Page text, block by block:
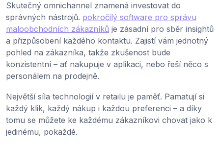
Skutečný omnichannel znamená investovat do
správných nástrojů. pokročilý software pro správu
maloobchodních zákazníků je zásadní pro sběr insightů
a přizpůsobení každého kontaktu. Zajistí vám jednotný
pohled na zákazníka, takže zkušenost bude
konzistentní – ať nakupuje v aplikaci, nebo řeší něco s
personálem na prodejně.
Největší síla technologií v retailu je paměť. Pamatují si
každý klik, každý nákup i každou preferenci – a díky
tomu se můžete ke každému zákazníkovi chovat jako k
jedinému, pokaždé.